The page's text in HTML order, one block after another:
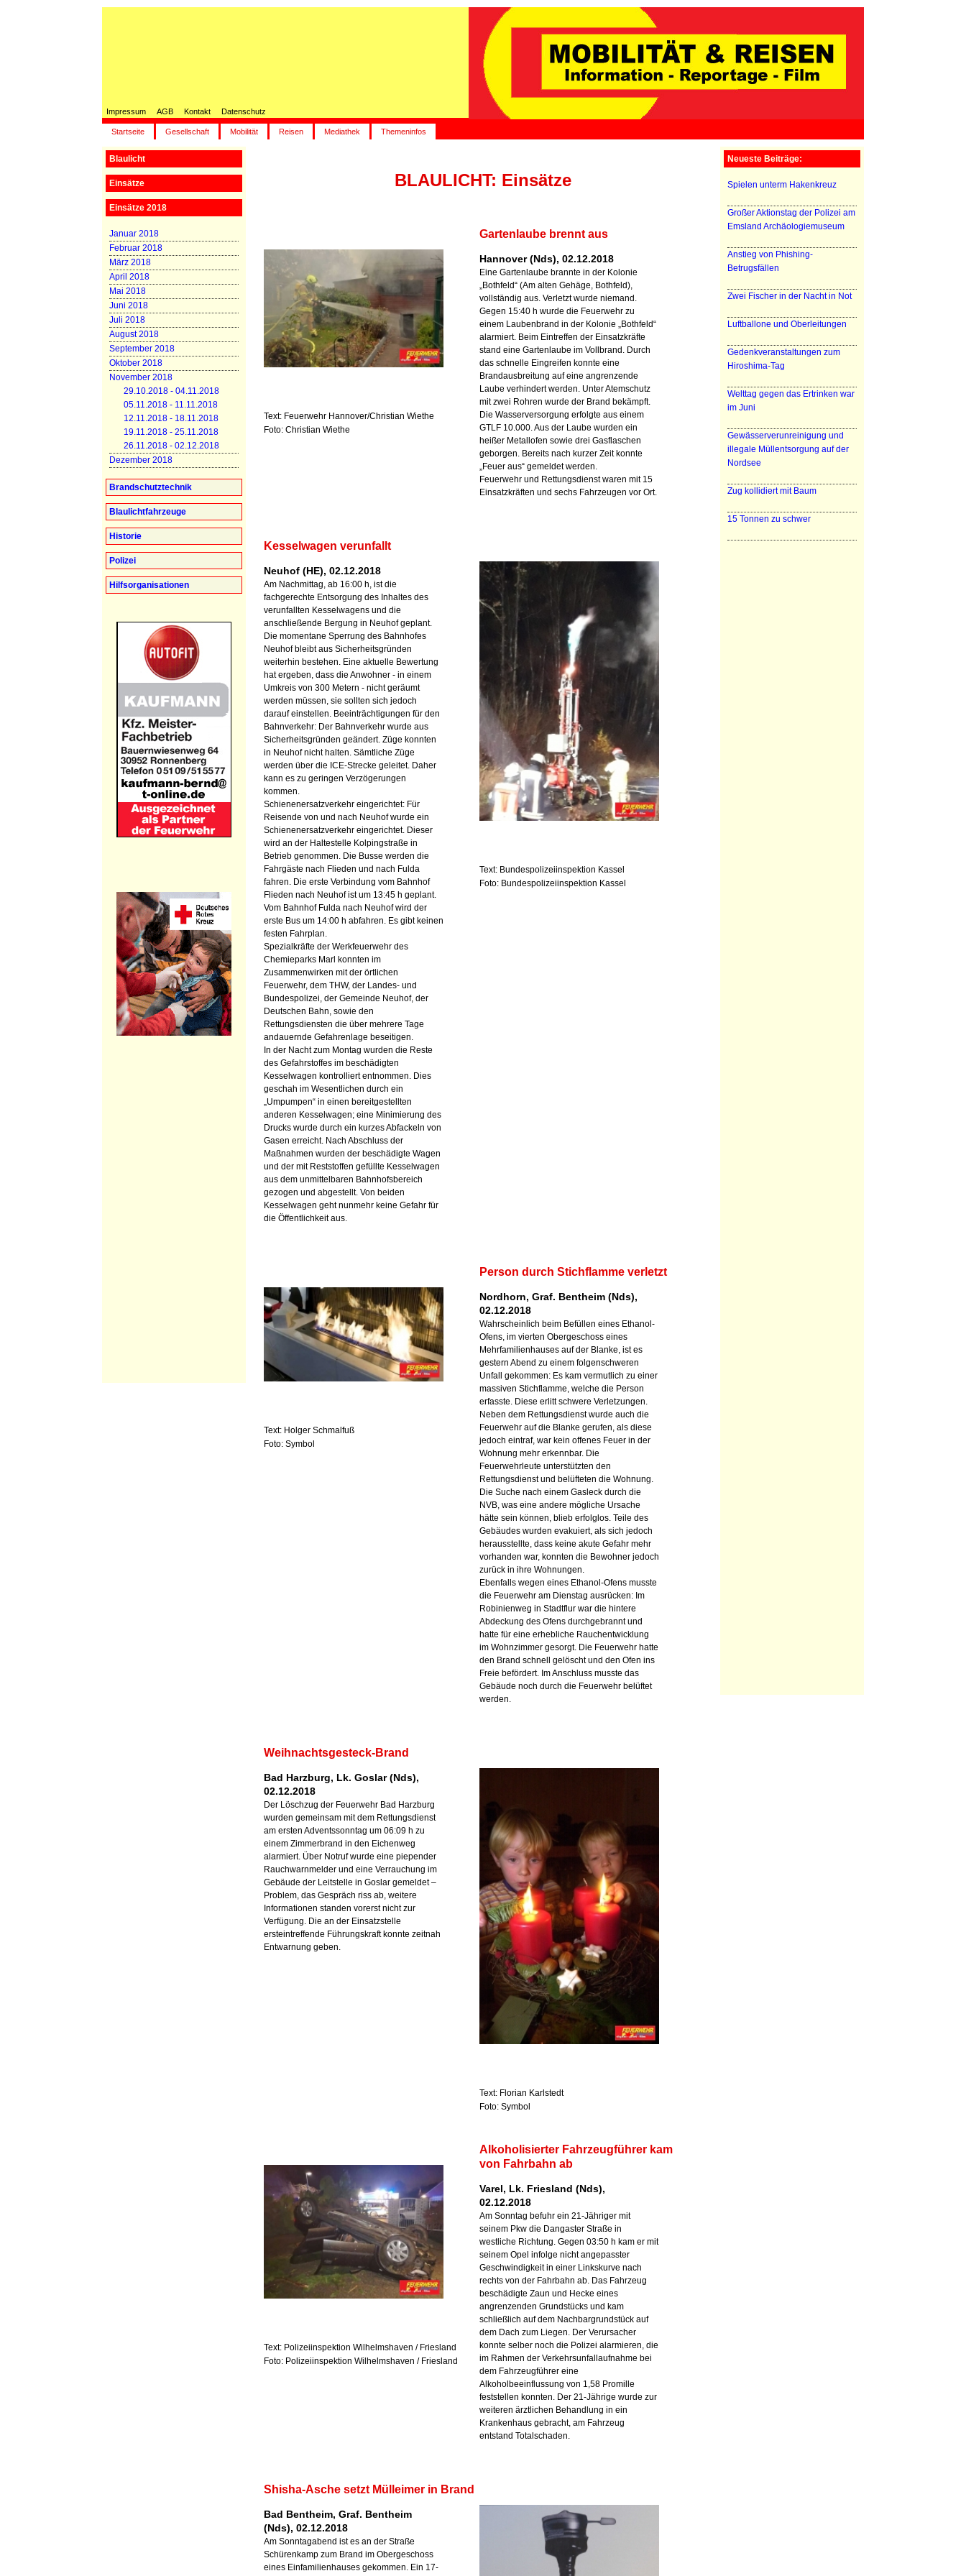
Impressum AGB Kontakt Datenschutz
Startseite Gesellschaft Mobilität Reisen Mediathek Themeninfos
Blaulicht
Einsätze
Einsätze 2018
Januar 2018
Februar 2018
März 2018
April 2018
Mai 2018
Juni 2018
Juli 2018
August 2018
September 2018
Oktober 2018
November 2018
29.10.2018 - 04.11.2018
05.11.2018 - 11.11.2018
12.11.2018 - 18.11.2018
19.11.2018 - 25.11.2018
26.11.2018 - 02.12.2018
Dezember 2018
Brandschutztechnik
Blaulichtfahrzeuge
Historie
Polizei
Hilfsorganisationen
Neueste Beiträge:
Spielen unterm Hakenkreuz
Großer Aktionstag der Polizei am
Emsland Archäologiemuseum
Anstieg von Phishing-
Betrugsfällen
Zwei Fischer in der Nacht in Not
Luftballone und Oberleitungen
Gedenkveranstaltungen zum
Hiroshima-Tag
Welttag gegen das Ertrinken war
im Juni
Gewässerverunreinigung und
illegale Müllentsorgung auf der
Nordsee
Zug kollidiert mit Baum
15 Tonnen zu schwer
BLAULICHT: Einsätze
Text: Feuerwehr Hannover/Christian Wiethe
Foto: Christian Wiethe
Gartenlaube brennt aus
Hannover (Nds), 02.12.2018
Eine Gartenlaube brannte in der Kolonie
„Bothfeld“ (Am alten Gehäge, Bothfeld),
vollständig aus. Verletzt wurde niemand.
Gegen 15:40 h wurde die Feuerwehr zu
einem Laubenbrand in der Kolonie „Bothfeld“
alarmiert. Beim Eintreffen der Einsatzkräfte
stand eine Gartenlaube im Vollbrand. Durch
das schnelle Eingreifen konnte eine
Brandausbreitung auf eine angrenzende
Laube verhindert werden. Unter Atemschutz
mit zwei Rohren wurde der Brand bekämpft.
Die Wasserversorgung erfolgte aus einem
GTLF 10.000. Aus der Laube wurden ein
heißer Metallofen sowie drei Gasflaschen
geborgen. Bereits nach kurzer Zeit konnte
„Feuer aus“ gemeldet werden.
Feuerwehr und Rettungsdienst waren mit 15
Einsatzkräften und sechs Fahrzeugen vor Ort.
Text: Bundespolizeiinspektion Kassel
Foto: Bundespolizeiinspektion Kassel
Kesselwagen verunfallt
Neuhof (HE), 02.12.2018
Am Nachmittag, ab 16:00 h, ist die
fachgerechte Entsorgung des Inhaltes des
verunfallten Kesselwagens und die
anschließende Bergung in Neuhof geplant.
Die momentane Sperrung des Bahnhofes
Neuhof bleibt aus Sicherheitsgründen
weiterhin bestehen. Eine aktuelle Bewertung
hat ergeben, dass die Anwohner - in einem
Umkreis von 300 Metern - nicht geräumt
werden müssen, sie sollten sich jedoch
darauf einstellen. Beeinträchtigungen für den
Bahnverkehr: Der Bahnverkehr wurde aus
Sicherheitsgründen geändert. Züge konnten
in Neuhof nicht halten. Sämtliche Züge
werden über die ICE-Strecke geleitet. Daher
kann es zu geringen Verzögerungen
kommen.
Schienenersatzverkehr eingerichtet: Für
Reisende von und nach Neuhof wurde ein
Schienenersatzverkehr eingerichtet. Dieser
wird an der Haltestelle Kolpingstraße in
Betrieb genommen. Die Busse werden die
Fahrgäste nach Flieden und nach Fulda
fahren. Die erste Verbindung vom Bahnhof
Flieden nach Neuhof ist um 13:45 h geplant.
Vom Bahnhof Fulda nach Neuhof wird der
erste Bus um 14:00 h abfahren. Es gibt keinen
festen Fahrplan.
Spezialkräfte der Werkfeuerwehr des
Chemieparks Marl konnten im
Zusammenwirken mit der örtlichen
Feuerwehr, dem THW, der Landes- und
Bundespolizei, der Gemeinde Neuhof, der
Deutschen Bahn, sowie den
Rettungsdiensten die über mehrere Tage
andauernde Gefahrenlage beseitigen.
In der Nacht zum Montag wurden die Reste
des Gefahrstoffes im beschädigten
Kesselwagen kontrolliert entnommen. Dies
geschah im Wesentlichen durch ein
„Umpumpen“ in einen bereitgestellten
anderen Kesselwagen; eine Minimierung des
Drucks wurde durch ein kurzes Abfackeln von
Gasen erreicht. Nach Abschluss der
Maßnahmen wurden der beschädigte Wagen
und der mit Reststoffen gefüllte Kesselwagen
aus dem unmittelbaren Bahnhofsbereich
gezogen und abgestellt. Von beiden
Kesselwagen geht nunmehr keine Gefahr für
die Öffentlichkeit aus.
Text: Holger Schmalfuß
Foto: Symbol
Person durch Stichflamme verletzt
Nordhorn, Graf. Bentheim (Nds),
02.12.2018
Wahrscheinlich beim Befüllen eines Ethanol-
Ofens, im vierten Obergeschoss eines
Mehrfamilienhauses auf der Blanke, ist es
gestern Abend zu einem folgenschweren
Unfall gekommen: Es kam vermutlich zu einer
massiven Stichflamme, welche die Person
erfasste. Diese erlitt schwere Verletzungen.
Neben dem Rettungsdienst wurde auch die
Feuerwehr auf die Blanke gerufen, als diese
jedoch eintraf, war kein offenes Feuer in der
Wohnung mehr erkennbar. Die
Feuerwehrleute unterstützten den
Rettungsdienst und belüfteten die Wohnung.
Die Suche nach einem Gasleck durch die
NVB, was eine andere mögliche Ursache
hätte sein können, blieb erfolglos. Teile des
Gebäudes wurden evakuiert, als sich jedoch
herausstellte, dass keine akute Gefahr mehr
vorhanden war, konnten die Bewohner jedoch
zurück in ihre Wohnungen.
Ebenfalls wegen eines Ethanol-Ofens musste
die Feuerwehr am Dienstag ausrücken: Im
Robinienweg in Stadtflur war die hintere
Abdeckung des Ofens durchgebrannt und
hatte für eine erhebliche Rauchentwicklung
im Wohnzimmer gesorgt. Die Feuerwehr hatte
den Brand schnell gelöscht und den Ofen ins
Freie befördert. Im Anschluss musste das
Gebäude noch durch die Feuerwehr belüftet
werden.
Text: Florian Karlstedt
Foto: Symbol
Weihnachtsgesteck-Brand
Bad Harzburg, Lk. Goslar (Nds),
02.12.2018
Der Löschzug der Feuerwehr Bad Harzburg
wurden gemeinsam mit dem Rettungsdienst
am ersten Adventssonntag um 06:09 h zu
einem Zimmerbrand in den Eichenweg
alarmiert. Über Notruf wurde eine piepender
Rauchwarnmelder und eine Verrauchung im
Gebäude der Leitstelle in Goslar gemeldet –
Problem, das Gespräch riss ab, weitere
Informationen standen vorerst nicht zur
Verfügung. Die an der Einsatzstelle
ersteintreffende Führungskraft konnte zeitnah
Entwarnung geben.
Text: Polizeiinspektion Wilhelmshaven / Friesland
Foto: Polizeiinspektion Wilhelmshaven / Friesland
Alkoholisierter Fahrzeugführer kam
von Fahrbahn ab
Varel, Lk. Friesland (Nds),
02.12.2018
Am Sonntag befuhr ein 21-Jähriger mit
seinem Pkw die Dangaster Straße in
westliche Richtung. Gegen 03:50 h kam er mit
seinem Opel infolge nicht angepasster
Geschwindigkeit in einer Linkskurve nach
rechts von der Fahrbahn ab. Das Fahrzeug
beschädigte Zaun und Hecke eines
angrenzenden Grundstücks und kam
schließlich auf dem Nachbargrundstück auf
dem Dach zum Liegen. Der Verursacher
konnte selber noch die Polizei alarmieren, die
im Rahmen der Verkehrsunfallaufnahme bei
dem Fahrzeugführer eine
Alkoholbeeinflussung von 1,58 Promille
feststellen konnten. Der 21-Jährige wurde zur
weiteren ärztlichen Behandlung in ein
Krankenhaus gebracht, am Fahrzeug
entstand Totalschaden.
Shisha-Asche setzt Mülleimer in Brand
Bad Bentheim, Graf. Bentheim
(Nds), 02.12.2018
Am Sonntagabend ist es an der Straße
Schürenkamp zum Brand im Obergeschoss
eines Einfamilienhauses gekommen. Ein 17-